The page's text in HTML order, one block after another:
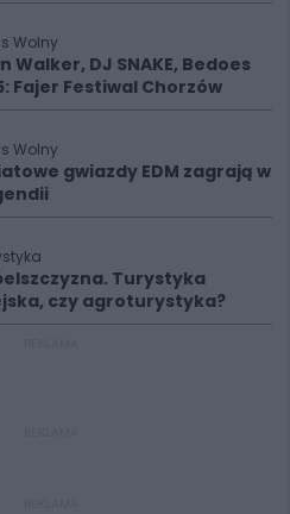
Wolny
Walker, DJ SNAKE, Bedoes
Fajer Festiwal Chorzów
Wolny
gwiazdy EDM zagrają w
Turystyka
czy agroturystyka?